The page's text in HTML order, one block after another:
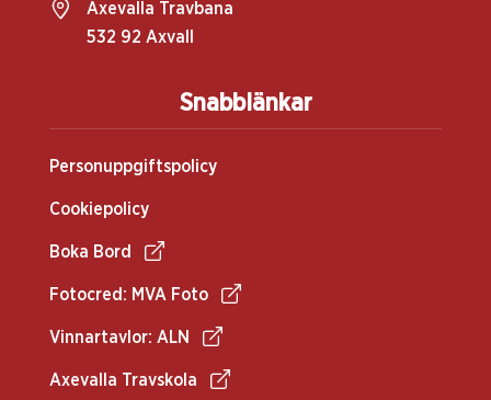
Snabblänkar
Personuppgiftspolicy
Cookiepolicy
Boka Bord
Fotocred: MVA Foto
Vinnartavlor: ALN
Axevalla Travskola
Axevalla Travbana
532 92 Axvall